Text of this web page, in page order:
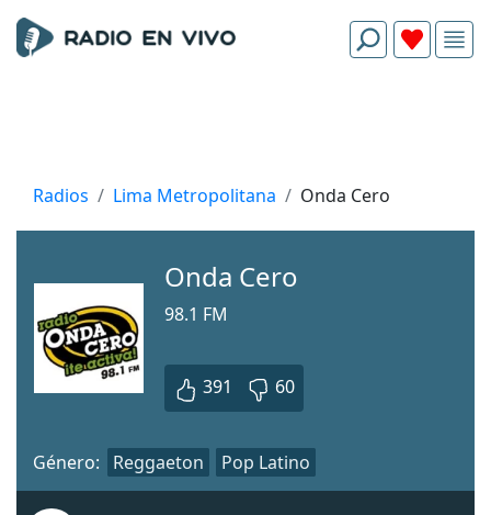
Radios Lima Metropolitana Onda Cero
Onda Cero
98.1 FM
391 60
Género: Reggaeton Pop Latino